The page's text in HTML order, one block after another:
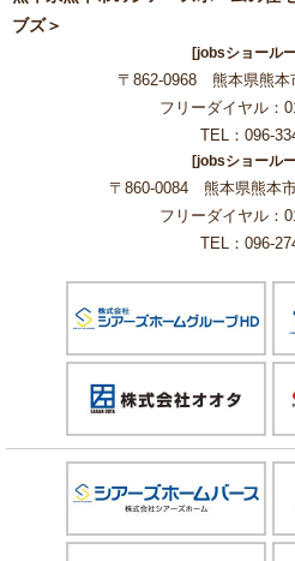
ブズ＞
[jobsショール
〒862-0968 熊本県熊本
フリーダイヤル：
TEL：096-
[jobsショール
〒860-0084 熊本県熊本
フリーダイヤル：
TEL：096-